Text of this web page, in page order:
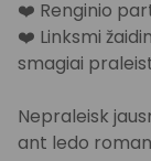
❤️ Renginio
❤️ Linksmi
smagiai
Nepraleisk
ant ledo